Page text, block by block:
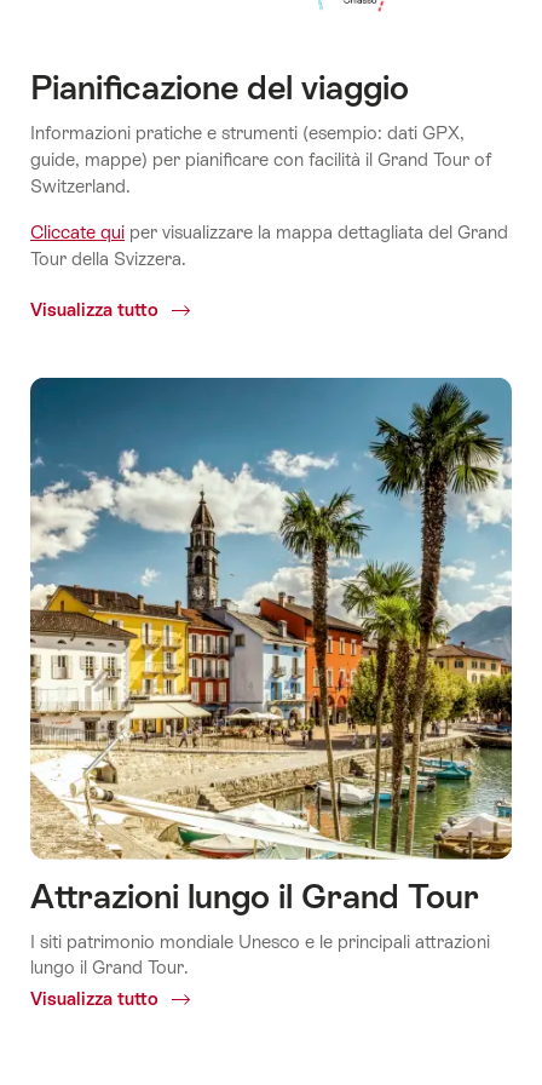
(clicca
Pianificazione del viaggio
Informazioni pratiche e strumenti (esempio: dati GPX,
guide, mappe) per pianificare con facilità il Grand Tour of
Switzerland.
Cliccate qui per visualizzare la mappa dettagliata del Grand
Tour della Svizzera.
Visualizza tutto
Pianificazione
Attrazioni lungo il Grand Tour
I siti patrimonio mondiale Unesco e le principali attrazioni
lungo il Grand Tour.
Visualizza tutto
Common.Of